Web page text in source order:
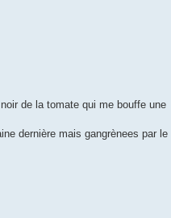
de la tomate qui me bouffe une
dernière mais gangrènees par le